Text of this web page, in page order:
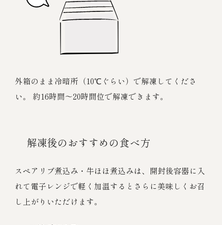
外箱のまま冷暗所（10℃ぐらい）で解凍してくださ
い。 約16時間～20時間位で解凍できます。
解凍後のおすすめの食べ方
スペアリブ煮込み・牛ほほ煮込みは、開封後容器に入
れて電子レンジで軽く加温するとさらに美味しくお召
し上がりいただけます。